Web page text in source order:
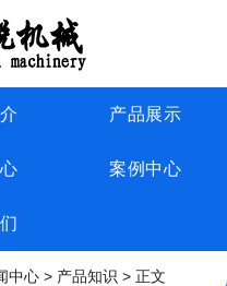
产品展示
案例中心
中心 > 产品知识 > 正文